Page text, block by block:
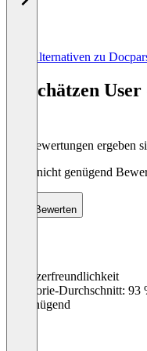
Alle Alternativen zu
So schätzen
Die Bewertungen ergeben
Noch nicht genügend
Bewerten
Benutzerfreundlichkeit
Kategorie-Durchschnitt: 93
Ungenügend